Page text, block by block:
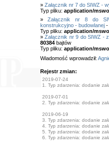
» Załącznik nr 7 do SIWZ -
Typ pliku: application/
»Załącznik nr 8 do
konstrukcyjno - budowlanej-
Typ pliku: application/
»Załącznik nr 9 do SIWZ -
80384bajtów
Typ pliku: application/
Wiadomość wprowadził:
Rejestr zmian:
2019-07-24
1. Typ zdarzenia: dodanie
2019-07-01
2. Typ zdarzenia: dodanie
2019-06-19
3. Typ zdarzenia: dodanie
4. Typ zdarzenia: dodanie
5. Typ zdarzenia: dodanie
6. Typ zdarzenia: dodanie